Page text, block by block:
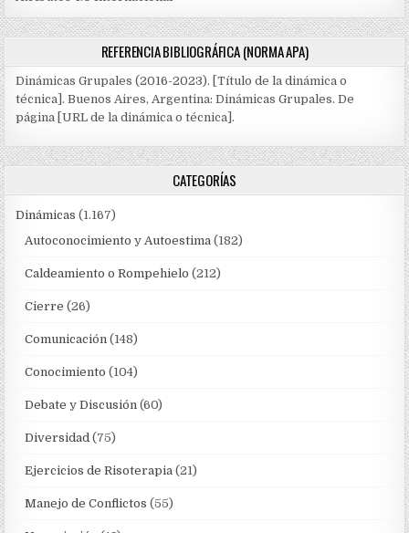
REFERENCIA BIBLIOGRÁFICA (NORMA APA)
Dinámicas Grupales (2016-2023). [Título de la dinámica o
técnica]. Buenos Aires, Argentina: Dinámicas Grupales. De
página [URL de la dinámica o técnica].
CATEGORÍAS
Dinámicas (1.167)
Autoconocimiento y Autoestima (182)
Caldeamiento o Rompehielo (212)
Cierre (26)
Comunicación (148)
Conocimiento (104)
Debate y Discusión (60)
Diversidad (75)
Ejercicios de Risoterapia (21)
Manejo de Conflictos (55)